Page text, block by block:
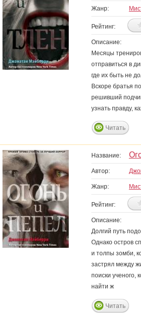
Жанр:
Рейтинг:
Описание:
Месяцы
отправиться в
где их быть не
Вскоре братья
решивший
узнать правду,
Читать
Название:
Автор:
Жанр:
Рейтинг:
Описание:
Долгий путь
Однако остров
и толпы зомби,
застрял между
поиски ученого,
найти ж
Читать